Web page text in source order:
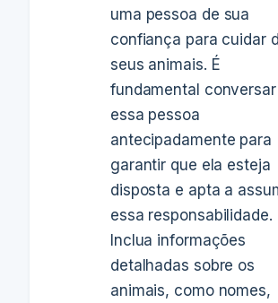
uma pessoa de sua
confiança para cuidar
seus animais. É
fundamental
essa pessoa
antecipadamente para
garantir que ela esteja
disposta e apta a
essa responsabilidade.
Inclua informações
detalhadas sobre os
animais, como nomes,